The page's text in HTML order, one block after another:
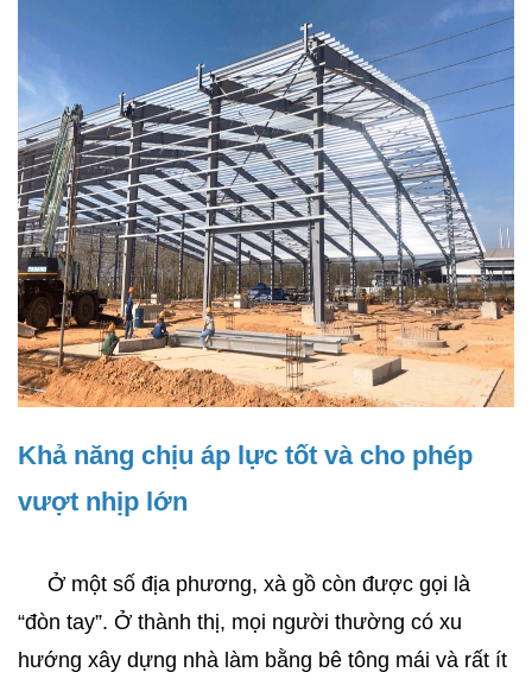
Khả năng chịu áp lực tốt và cho phép
vượt nhịp lớn
Ở một số địa phương, xà gồ còn được gọi là
“đòn tay”. Ở thành thị, mọi người thường có xu
hướng xây dựng nhà làm bằng bê tông mái và rất ít